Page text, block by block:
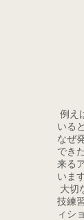
例え
いる
なぜ
でき
来る
います
大切
技練
ィシ